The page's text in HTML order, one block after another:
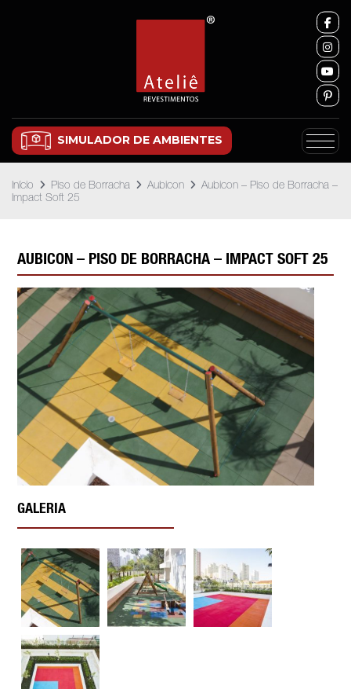
SIMULADOR DE AMBIENTES
Início Piso de Borracha Aubicon
Aubicon – Piso de Borracha –
Impact Soft 25
AUBICON – PISO DE BORRACHA – IMPACT SOFT 25
GALERIA